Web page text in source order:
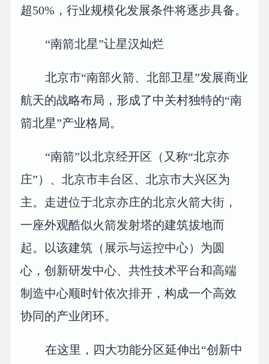
超50%，行业规模化发展条件将逐步具备。
“南箭北星”让星汉灿烂
北京市“南部火箭、北部卫星”发展商业
航天的战略布局，形成了中关村独特的“南
箭北星”产业格局。
“南箭”以北京经开区（又称“北京亦
庄”）、北京市丰台区、北京市大兴区为
主。走进位于北京亦庄的北京火箭大街，
一座外观酷似火箭发射塔的建筑拔地而
起。以该建筑（展示与运控中心）为圆
心，创新研发中心、共性技术平台和高端
制造中心顺时针依次排开，构成一个高效
协同的产业闭环。
在这里，四大功能分区延伸出“创新中